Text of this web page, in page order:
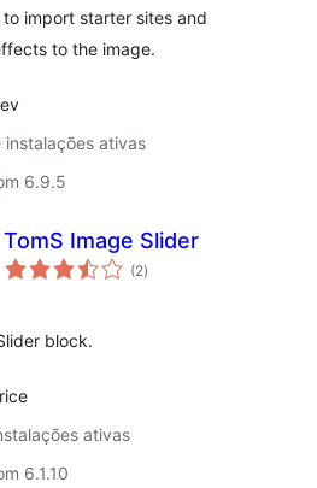
import starter sites and
to the image.
ativas
6.9.5
TomS Image Slider
(2total
de
)
block.
ativas
6.1.10